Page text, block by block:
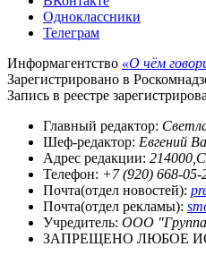
Одноклассники
Телеграм
Информагентство «О чём
Зарегистрировано в
Запись в реестре
Главный редактор:
Шеф-редактор: Евгений
Адрес редакции:
Телефон: +7 (920) 668-05-
Почта(отдел новостей):
Почта(отдел рекламы):
Учредитель: ООО
ЗАПРЕЩЕНО ЛЮБОЕ